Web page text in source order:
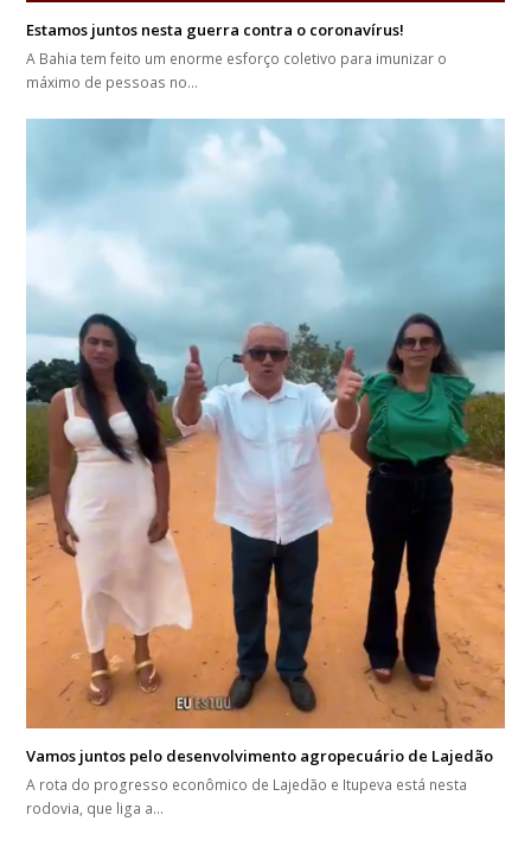
Estamos juntos nesta guerra contra o coronavírus!
A Bahia tem feito um enorme esforço coletivo para imunizar o
máximo de pessoas no…
Vamos juntos pelo desenvolvimento agropecuário de Lajedão
A rota do progresso econômico de Lajedão e Itupeva está nesta
rodovia, que liga a…